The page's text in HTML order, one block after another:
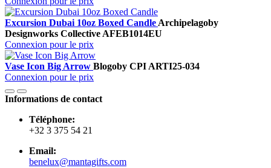
Excursion Dubai 10oz Boxed CandleArchipelagoby
Designworks CollectiveAFEB1014EU
Connexion pour le prix
Vase Icon Big Arrow Blogoby CPIARTI25-034
Connexion pour le prix
Informations de contact
Téléphone:
+32 3 375 54 21
Email:
benelux@mantagifts.com